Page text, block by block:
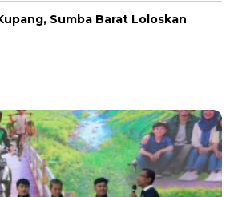
Sumba Barat Loloskan